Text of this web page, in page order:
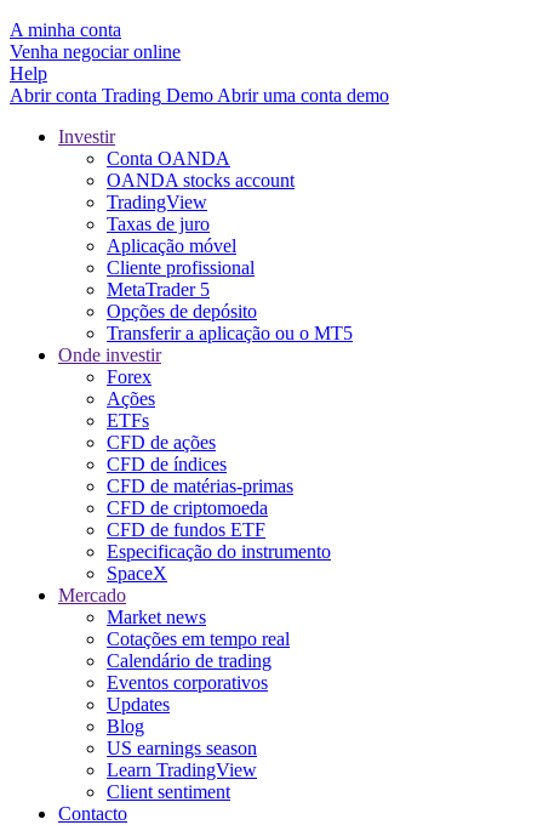
A minha conta
Venha negociar online
Help
Abrir conta Trading Demo Abrir uma conta demo
Investir
Conta OANDA
OANDA stocks account
TradingView
Taxas de juro
Aplicação móvel
Cliente profissional
MetaTrader 5
Opções de depósito
Transferir a aplicação ou o MT5
Onde investir
Forex
Ações
ETFs
CFD de ações
CFD de índices
CFD de matérias-primas
CFD de criptomoeda
CFD de fundos ETF
Especificação do instrumento
SpaceX
Mercado
Market news
Cotações em tempo real
Calendário de trading
Eventos corporativos
Updates
Blog
US earnings season
Learn TradingView
Client sentiment
Contacto